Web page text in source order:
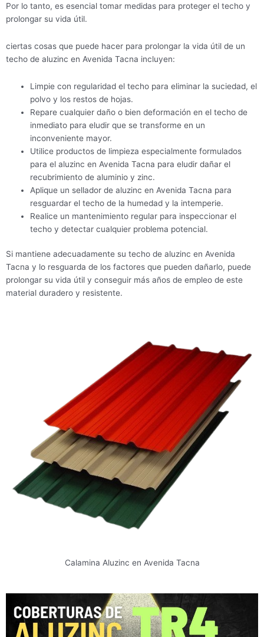
Por lo tanto, es esencial tomar medidas para proteger el techo y
prolongar su vida útil.
ciertas cosas que puede hacer para prolongar la vida útil de un
techo de aluzinc en Avenida Tacna incluyen:
Limpie con regularidad el techo para eliminar la suciedad, el
polvo y los restos de hojas.
Repare cualquier daño o bien deformación en el techo de
inmediato para eludir que se transforme en un
inconveniente mayor.
Utilice productos de limpieza especialmente formulados
para el aluzinc en Avenida Tacna para eludir dañar el
recubrimiento de aluminio y zinc.
Aplique un sellador de aluzinc en Avenida Tacna para
resguardar el techo de la humedad y la intemperie.
Realice un mantenimiento regular para inspeccionar el
techo y detectar cualquier problema potencial.
Si mantiene adecuadamente su techo de aluzinc en Avenida
Tacna y lo resguarda de los factores que pueden dañarlo, puede
prolongar su vida útil y conseguir más años de empleo de este
material duradero y resistente.
Calamina Aluzinc en Avenida Tacna